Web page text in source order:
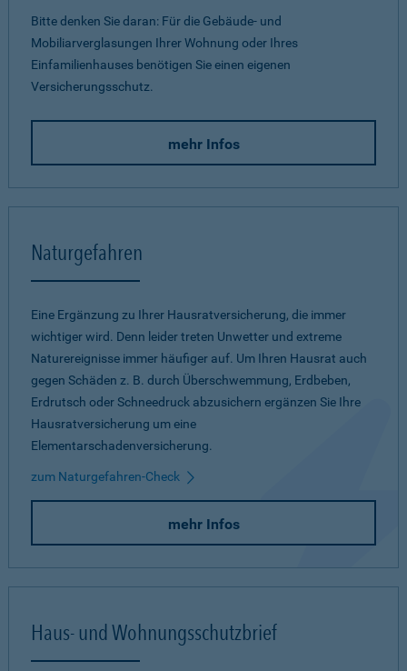
Bitte denken Sie daran: Für die Gebäude- und
Mobiliarverglasungen Ihrer Wohnung oder Ihres
Einfamilienhauses benötigen Sie einen eigenen
Versicherungsschutz.
mehr Infos
Naturgefahren
Eine Ergänzung zu Ihrer Hausratversicherung, die immer
wichtiger wird. Denn leider treten Unwetter und extreme
Naturereignisse immer häufiger auf. Um Ihren Hausrat auch
gegen Schäden z. B. durch Überschwemmung, Erdbeben,
Erdrutsch oder Schneedruck abzusichern ergänzen Sie Ihre
Hausratversicherung um eine
Elementarschadenversicherung.
zum Naturgefahren-Check
mehr Infos
Haus- und Wohnungsschutzbrief